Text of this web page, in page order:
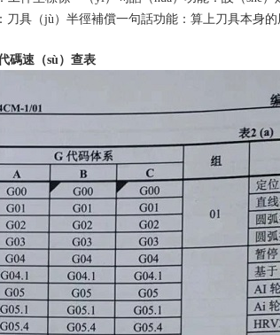
刀具（jù）半徑補償一句話功能：算上刀具本身的
碼速（sù）查表